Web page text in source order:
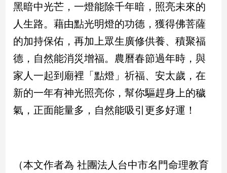
戲
運
寵
物
Pet
影
黑暗中光芒，一燈能除千年暗，照亮未來的
人生路。藉由點光明燈的功德，獲得佛菩薩
的加持保佑，再加上眾生廣修供養、積聚福
德，自然能消災增福。農曆春節過年時，與
家人一起到廟裡「點燈」祈福、安太歲，在
新的一年有神光照亮你，幫你驅趕身上的穢
氣，正面能量多，自然能吸引更多好運！
（本文作者為 社團法人台中市名門命理教育